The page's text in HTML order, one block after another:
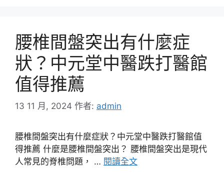
腰椎間盤突出有什麼症
狀？中元堂中醫跌打醫館
值得推薦
13 11 月, 2024 作者: admin
腰椎間盤突出有什麼症狀？中元堂中醫跌打醫館值
得推薦 什麼是腰椎間盤突出？ 腰椎間盤突出是現代
人常見的脊椎問題， … 閱讀全文